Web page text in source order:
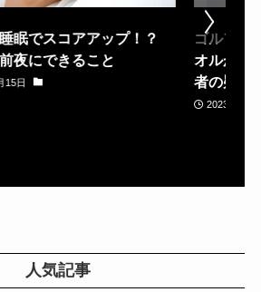
眠でスコアアップ！？
夜にできること
15日
ゴルフ場
オルが置
者の疑問
2023年05月
人気記事